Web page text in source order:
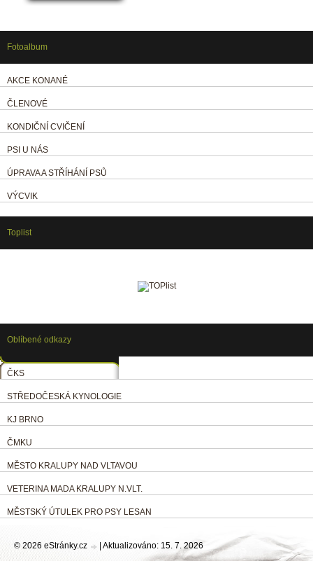
Fotoalbum
AKCE KONANÉ
ČLENOVÉ
KONDIČNÍ CVIČENÍ
PSI U NÁS
ÚPRAVA A STŘÍHÁNÍ PSŮ
VÝCVIK
Toplist
Oblíbené odkazy
ČKS
STŘEDOČESKÁ KYNOLOGIE
KJ BRNO
ČMKU
MĚSTO KRALUPY NAD VLTAVOU
VETERINA MADA KRALUPY N.VLT.
MĚSTSKÝ ÚTULEK PRO PSY LESAN
© 2026 eStránky.cz Aktualizováno: 15. 7. 2026